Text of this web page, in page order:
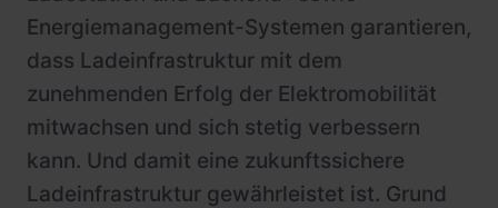
Energiemanagement-Systemen garantieren,
dass Ladeinfrastruktur mit dem
zunehmenden Erfolg der Elektromobilität
mitwachsen und sich stetig verbessern
kann. Und damit eine zukunftssichere
Ladeinfrastruktur gewährleistet ist. Grund